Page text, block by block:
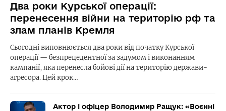
Два роки Курської операції:
перенесення війни на територію рф та
злам планів Кремля
Сьогодні виповнюється два роки від початку Курської
операції — безпрецедентної за задумом і виконанням
кампанії, яка перенесла бойові дії на територію держави-
агресора. Цей крок…
Актор і офіцер Володимир Ращук: «Воєнні